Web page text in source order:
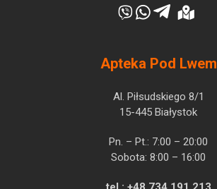
Apteka Pod Lwem
Al. Piłsudskiego 8/1
15-445 Białystok
Pn. – Pt.: 7:00 – 20:00
Sobota: 8:00 – 16:00